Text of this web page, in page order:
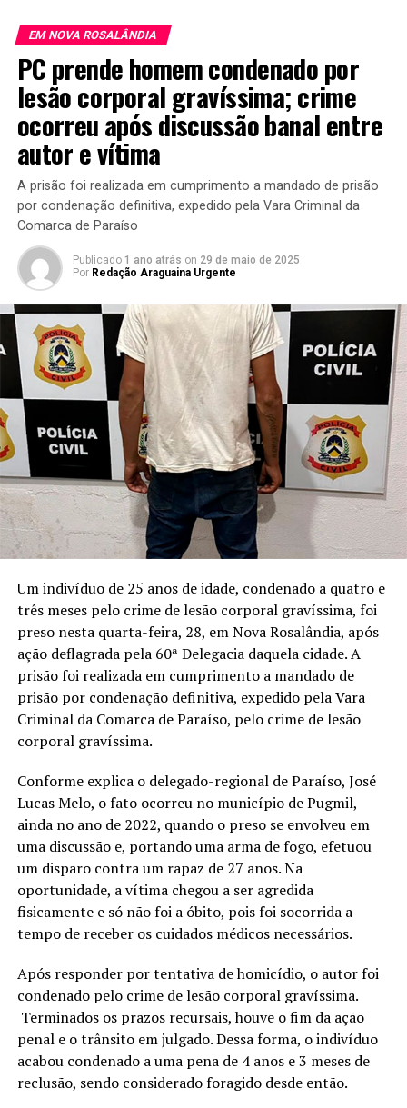
EM NOVA ROSALÂNDIA
PC prende homem condenado por
lesão corporal gravíssima; crime
ocorreu após discussão banal entre
autor e vítima
A prisão foi realizada em cumprimento a mandado de prisão
por condenação definitiva, expedido pela Vara Criminal da
Comarca de Paraíso
Publicado 1 ano atrás on 29 de maio de 2025
Por Redação Araguaina Urgente
Um indivíduo de 25 anos de idade, condenado a quatro e
três meses pelo crime de lesão corporal gravíssima, foi
preso nesta quarta-feira, 28, em Nova Rosalândia, após
ação deflagrada pela 60ª Delegacia daquela cidade. A
prisão foi realizada em cumprimento a mandado de
prisão por condenação definitiva, expedido pela Vara
Criminal da Comarca de Paraíso, pelo crime de lesão
corporal gravíssima.
Conforme explica o delegado-regional de Paraíso, José
Lucas Melo, o fato ocorreu no município de Pugmil,
ainda no ano de 2022, quando o preso se envolveu em
uma discussão e, portando uma arma de fogo, efetuou
um disparo contra um rapaz de 27 anos. Na
oportunidade, a vítima chegou a ser agredida
fisicamente e só não foi a óbito, pois foi socorrida a
tempo de receber os cuidados médicos necessários.
Após responder por tentativa de homicídio, o autor foi
condenado pelo crime de lesão corporal gravíssima.
Terminados os prazos recursais, houve o fim da ação
penal e o trânsito em julgado. Dessa forma, o indivíduo
acabou condenado a uma pena de 4 anos e 3 meses de
reclusão, sendo considerado foragido desde então.